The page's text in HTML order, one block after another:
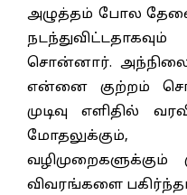
அழுத்தம் போல
சொன்னார்.
என்னை குற்றம்
முடிவு எளிதில்
வழிமுறைகளுக்கும்
விவரங்களை